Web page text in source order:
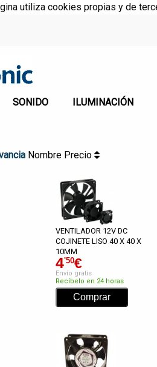
utiliza cookies propias y de
SONIDO ILUMINACIÓN
Nombre Precio
VENTILADOR 12V DC
COJINETE LISO 40 X 40 X
10MM
4'50€
Envío gratis
Recíbelo en 24 horas